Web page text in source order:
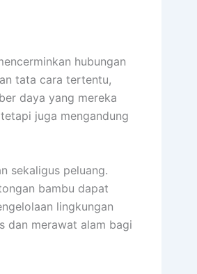
hubungan
tata cara tertentu,
daya yang mereka
juga mengandung
sekaligus peluang.
bambu dapat
lingkungan
dan merawat alam bagi